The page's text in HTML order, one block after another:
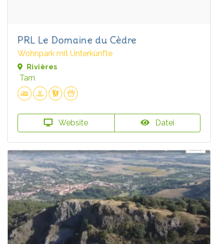
PRL Le Domaine du Cèdre
Wohnpark mit Unterkünfte
Rivières
Tarn
Website Datei